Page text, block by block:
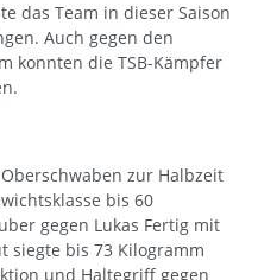
das Team in dieser Saison
Auch gegen den
konnten die TSB-Kämpfer
zur Halbzeit
bis 60
gegen Lukas Fertig mit
siegte bis 73 Kilogramm
und Haltegriff gegen